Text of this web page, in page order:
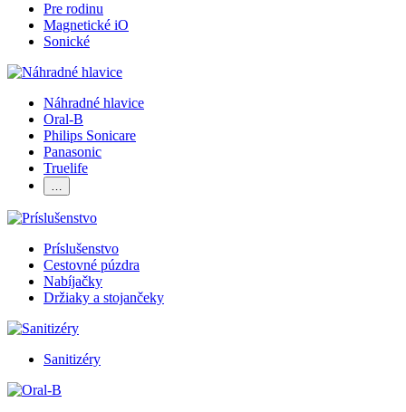
Pre rodinu
Magnetické iO
Sonické
Náhradné hlavice
Oral-B
Philips Sonicare
Panasonic
Truelife
…
Príslušenstvo
Cestovné púzdra
Nabíjačky
Držiaky a stojančeky
Sanitizéry